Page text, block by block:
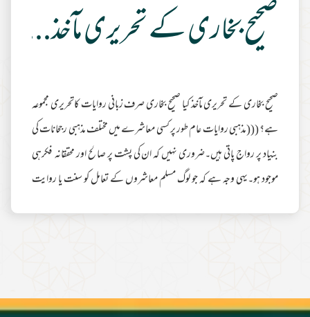
صحیح بخاری کے تحریری مآخذ....
صحیح بخاری کے تحریری مآخذ کیا صحیح بخاری صرف زبانی روایات کاتحریری مجموعہ
ہے؟ (((مذہبی روایات عام طور پر کسی معاشرے میں مختلف مذہبی رجحانات کی
بنیاد پر رواج پاتی ہیں۔ضروری نہیں کہ ان کی پشت پر صالح اور محققانہ فکرہی
موجود ہو۔یہی وجہ ہے کہ جو لوگ مسلم معاشروں کے تعامل کو سنت یا روایت